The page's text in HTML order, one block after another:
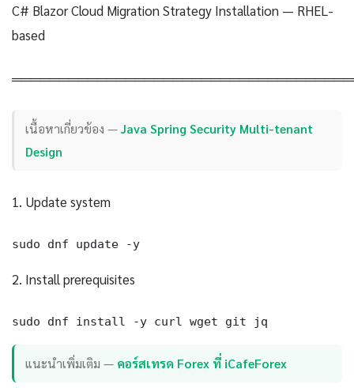
C# Blazor Cloud Migration Strategy Installation — RHEL-
based
เนื้อหาเกี่ยวข้อง —Java Spring Security Multi-tenant
Design
1. Update system
sudo dnf update -y
2. Install prerequisites
sudo dnf install -y curl wget git jq
แนะนำเพิ่มเติม — คอร์สเทรด Forex ที่ iCafeForex